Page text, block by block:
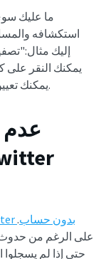
ما عليك
استكشافه
إليك
يمكنك النقر على
يمكنك تعيين تذكير لأي مساحة مجدولة ترغب في حضورها.
عدم
تصفح Twitter بدون حساب.
على الرغم من حدوث